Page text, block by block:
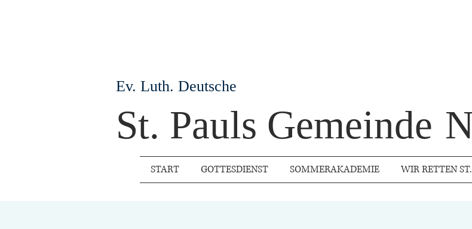
Ev. Luth. Deutsche
St. Pauls Gemeinde
START GOTTESDIENST SOMMERAKADEMIE WIR RETTEN